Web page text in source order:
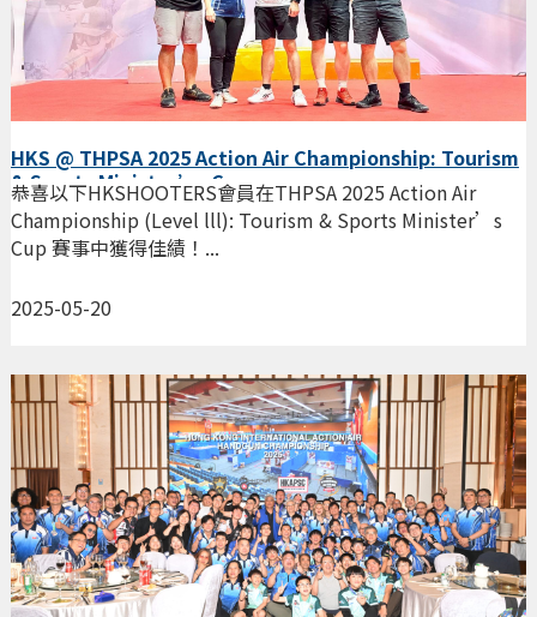
HKS @ THPSA 2025 Action Air Championship: Tourism
& Sports Minister’s Cup
2025-05-20
恭喜以下HKSHOOTERS會員在THPSA 2025 Action Air
Championship (Level lll): Tourism & Sports Minister’s
Cup 賽事中獲得佳績！...